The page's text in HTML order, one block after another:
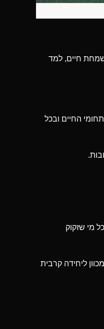
שמחת חיים, למד
החיים ובכל
מי שזקוק
ליחידה קרבית